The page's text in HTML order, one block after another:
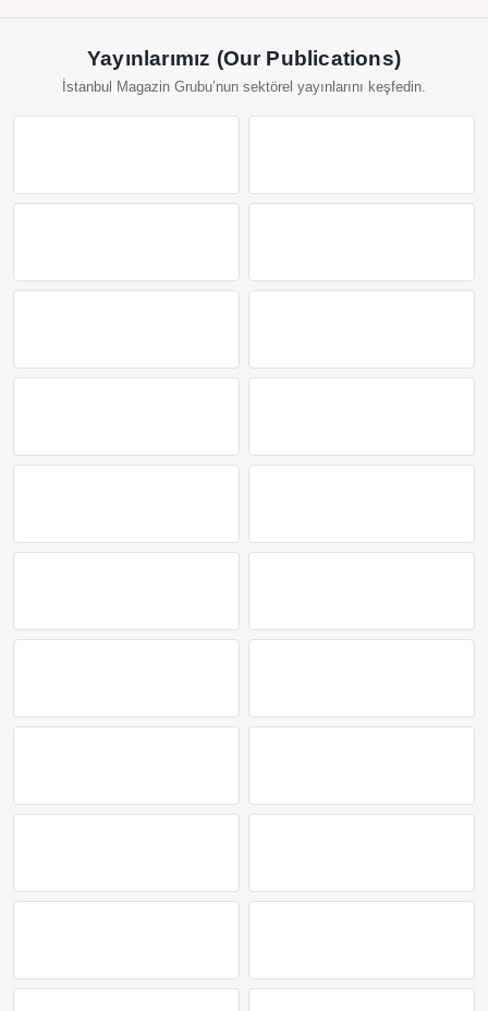
Yayınlarımız (Our Publications)
İstanbul Magazin Grubu’nun sektörel yayınlarını keşfedin.